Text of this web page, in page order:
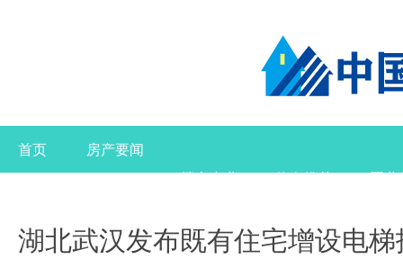
首页
房产要闻
楼市产业
热盘推荐 置业
湖北武汉发布既有住宅增设电